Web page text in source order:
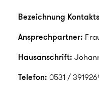
Bezeichnung
Ansprechpartner:
Hausanschrift:
Telefon: 0531 /